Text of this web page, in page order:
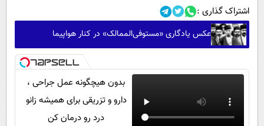
اشتراک گذاری :
عکس یادگاری «مستوفی‌الممالک» در کنار هواپیما
بدون هیچگونه عمل جراحی ،
دارو و تزریقی برای همیشه زانو
درد رو درمان کن